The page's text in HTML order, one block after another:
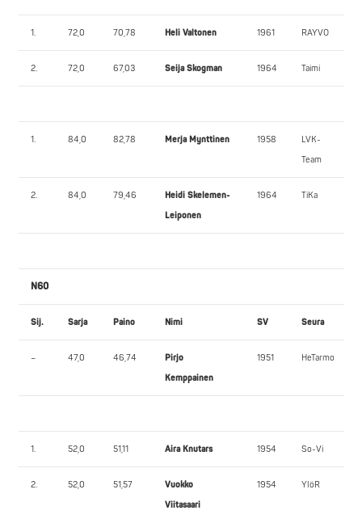
1. 72,0 70,78 Heli Valtonen 1961 RAYVO
2. 72,0 67,03 Seija Skogman 1964 Taimi
1. 84,0 82,78 Merja Mynttinen 1958
LVK-
Team
2. 84,0 79,46
Heidi Skelemen-
Leiponen
1964 TiKa
N60
Sij. Sarja Paino Nimi SV Seura
– 47,0 46,74
Pirjo
Kemppainen
1951 HeTarmo
1. 52,0 51,11 Aira Knutars 1954 So-Vi
2. 52,0 51,57
Vuokko
Viitasaari
1954 YlöR